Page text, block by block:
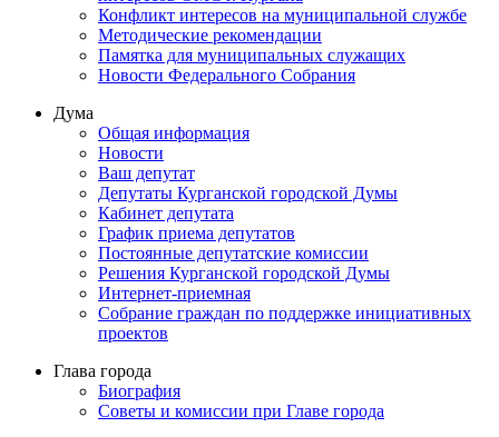
Конфликт интересов на муниципальной службе
Методические рекомендации
Памятка для муниципальных служащих
Новости Федерального Cобрания
Дума
Общая информация
Новости
Ваш депутат
Депутаты Курганской городской Думы
Кабинет депутата
График приема депутатов
Постоянные депутатские комиссии
Решения Курганской городской Думы
Интернет-приемная
Собрание граждан по поддержке инициативных
проектов
Глава города
Биография
Советы и комиссии при Главе города